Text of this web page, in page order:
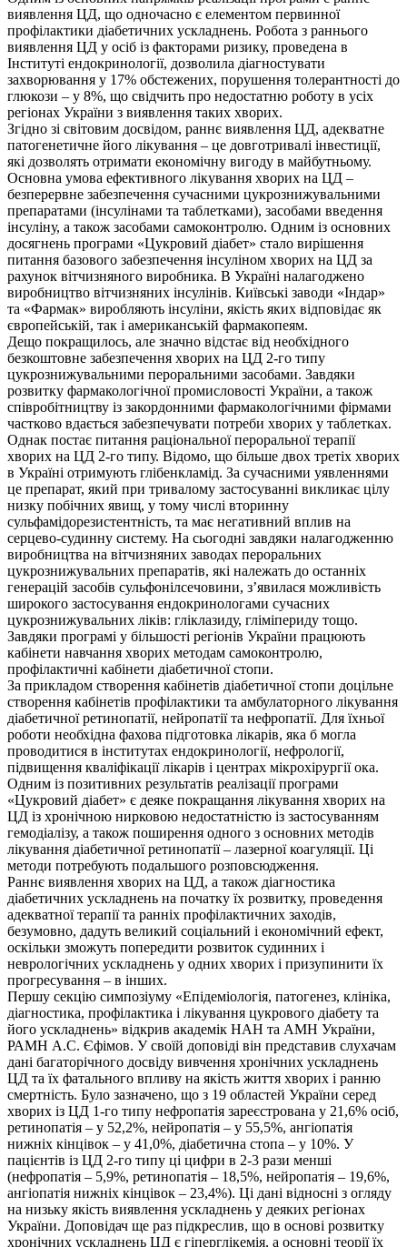
виявлення ЦД, що одночасно є елементом первинної
профілактики діабетичних ускладнень. Робота з раннього
виявлення ЦД у осіб із факторами ризику, проведена в
Інституті ендокринології, дозволила діагностувати
захворювання у 17% обстежених, порушення толерантності до
глюкози – у 8%, що свідчить про недостатню роботу в усіх
регіонах України з виявлення таких хворих.
Згідно зі світовим досвідом, раннє виявлення ЦД, адекватне
патогенетичне його лікування – це довготривалі інвестиції,
які дозволять отримати економічну вигоду в майбутньому.
Основна умова ефективного лікування хворих на ЦД –
безперервне забезпечення сучасними цукрознижувальними
препаратами (інсулінами та таблетками), засобами введення
інсуліну, а також засобами самоконтролю. Одним із основних
досягнень програми «Цукровий діабет» стало вирішення
питання базового забезпечення інсуліном хворих на ЦД за
рахунок вітчизняного виробника. В Україні налагоджено
виробництво вітчизняних інсулінів. Київські заводи «Індар»
та «Фармак» виробляють інсуліни, якість яких відповідає як
європейській, так і американській фармакопеям.
Дещо покращилось, але значно відстає від необхідного
безкоштовне забезпечення хворих на ЦД 2-го типу
цукрознижувальними пероральними засобами. Завдяки
розвитку фармакологічної промисловості України, а також
співробітництву із закордонними фармакологічними фірмами
частково вдається забезпечувати потреби хворих у таблетках.
Однак постає питання раціональної пероральної терапії
хворих на ЦД 2-го типу. Відомо, що більше двох третіх хворих
в Україні отримують глібенкламід. За сучасними уявленнями
це препарат, який при тривалому застосуванні викликає цілу
низку побічних явищ, у тому числі вторинну
сульфамідорезистентність, та має негативний вплив на
серцево-судинну систему. На сьогодні завдяки налагодженню
виробництва на вітчизняних заводах пероральних
цукрознижувальних препаратів, які належать до останніх
генерацій засобів сульфонілсечовини, з’явилася можливість
широкого застосування ендокринологами сучасних
цукрознижувальних ліків: гліклазиду, гліміпериду тощо.
Завдяки програмі у більшості регіонів України працюють
кабінети навчання хворих методам самоконтролю,
профілактичні кабінети діабетичної стопи.
За прикладом створення кабінетів діабетичної стопи доцільне
створення кабінетів профілактики та амбулаторного лікування
діабетичної ретинопатії, нейропатії та нефропатії. Для їхньої
роботи необхідна фахова підготовка лікарів, яка б могла
проводитися в інститутах ендокринології, нефрології,
підвищення кваліфікації лікарів і центрах мікрохірургії ока.
Одним із позитивних результатів реалізації програми
«Цукровий діабет» є деяке покращання лікування хворих на
ЦД із хронічною нирковою недостатністю із застосуванням
гемодіалізу, а також поширення одного з основних методів
лікування діабетичної ретинопатії – лазерної коагуляції. Ці
методи потребують подальшого розповсюдження.
Раннє виявлення хворих на ЦД, а також діагностика
діабетичних ускладнень на початку їх розвитку, проведення
адекватної терапії та ранніх профілактичних заходів,
безумовно, дадуть великий соціальний і економічний ефект,
оскільки зможуть попередити розвиток судинних і
неврологічних ускладнень у одних хворих і призупинити їх
прогресування – в інших.
Першу секцію симпозіуму «Епідеміологія, патогенез, клініка,
діагностика, профілактика і лікування цукрового діабету та
його ускладнень» відкрив академік НАН та АМН України,
РАМН А.С. Єфімов. У своїй доповіді він представив слухачам
дані багаторічного досвіду вивчення хронічних ускладнень
ЦД та їх фатального впливу на якість життя хворих і ранню
смертність. Було зазначено, що з 19 областей України серед
хворих із ЦД 1-го типу нефропатія зареєстрована у 21,6% осіб,
ретинопатія – у 52,2%, нейропатія – у 55,5%, ангіопатія
нижніх кінцівок – у 41,0%, діабетична стопа – у 10%. У
пацієнтів із ЦД 2-го типу ці цифри в 2-3 рази менші
(нефропатія – 5,9%, ретинопатія – 18,5%, нейропатія – 19,6%,
ангіопатія нижніх кінцівок – 23,4%). Ці дані відносні з огляду
на низьку якість виявлення ускладнень у деяких регіонах
України. Доповідач ще раз підкреслив, що в основі розвитку
хронічних ускладнень ЦД є гіперглікемія, а основні теорії їх